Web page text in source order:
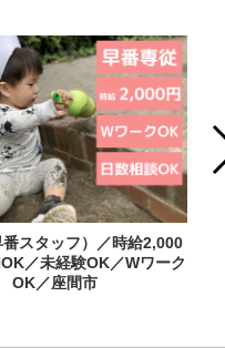
スタッフ）／時給2,000
／未経験OK／Wワーク
OK／座間市